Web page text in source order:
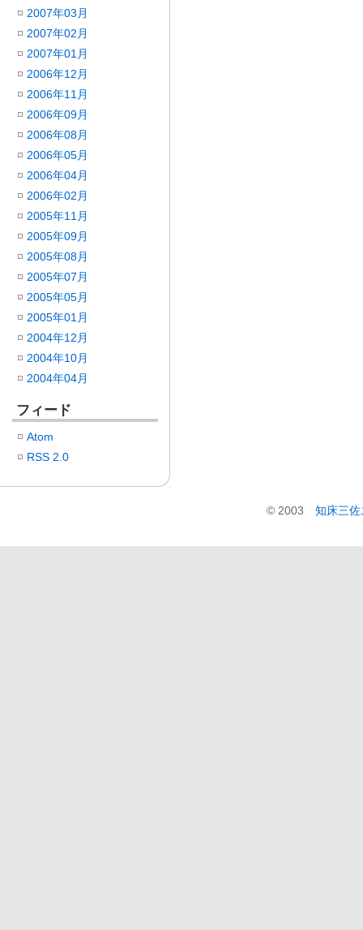
2007年03月
2007年02月
2007年01月
2006年12月
2006年11月
2006年09月
2006年08月
2006年05月
2006年04月
2006年02月
2005年11月
2005年09月
2005年08月
2005年07月
2005年05月
2005年01月
2004年12月
2004年10月
2004年04月
フィード
Atom
RSS 2.0
© 2003 知床三